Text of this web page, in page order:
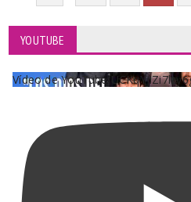
YOUTUBE
Vídeo de YouTube